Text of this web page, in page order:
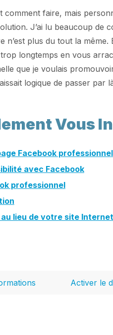
comment faire, mais
J’ai lu beaucoup de
n’est plus du tout la
longtemps en vous
que je voulais
logique de passer
Vous
Facebook
avec Facebook
professionnel
lieu de votre site Internet
Activer le